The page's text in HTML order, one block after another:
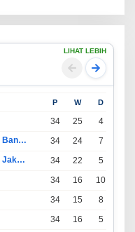
LIHAT LEBIH
P W D
34 25 4
Persatuan Sepak Bola Indonesia Bandung 34 24 7
Persatuan Sepak Bola Indonesia Jakarta 34 22 5
34 16 10
34 15 8
34 16 5